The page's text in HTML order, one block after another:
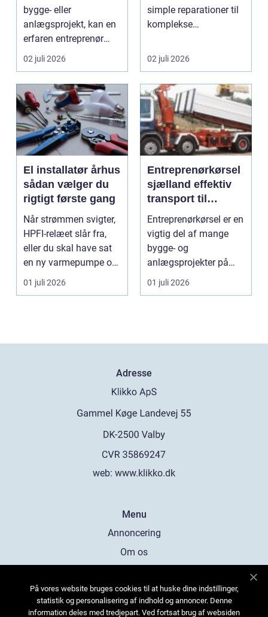
bygge- eller
anlægsprojekt, kan en
erfaren entreprenør
Aabenraa være
forskell...
02 juli 2026
simple reparationer til
komplekse
02 juli 2026
El installatør århus
sådan vælger du
rigtigt første gang
Når strømmen svigter,
HPFI-relæet slår fra,
eller du skal have sat
en ny varmepumpe op,
er en profes...
01 juli 2026
Entreprenørkørsel
sjælland effektiv
transport til
bygge- og
anlægsopgaver
Entreprenørkørsel er en
vigtig del af mange
bygge- og
anlægsprojekter på
Sjælland. Når jord skal
fly...
01 juli 2026
Adresse
web: www.klikko.dk
Menu
Annoncering
Om os
Kontakt os
Sitemap
På vores website bruges cookies til at huske dine indstillinger,
statistik og personalisering af indhold og annoncer. Denne
information deles med tredjepart. Ved fortsat brug af websiden